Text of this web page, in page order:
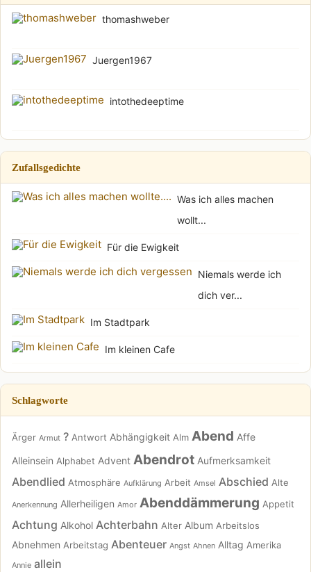
thomashweber
Juergen1967
intothedeeptime
Zufallsgedichte
Was ich alles machen
wollt...
Für die Ewigkeit
Niemals werde ich
dich ver...
Im Stadtpark
Im kleinen Cafe
Schlagworte
Ärger Armut ? Antwort Abhängigkeit Alm Abend Affe
Alleinsein Alphabet Advent Abendrot Aufmerksamkeit
Abendlied Atmosphäre Aufklärung Arbeit Amsel Abschied Alte
Anerkennung Allerheiligen Amor Abenddämmerung Appetit
Achtung Alkohol Achterbahn Alter Album Arbeitslos
Abnehmen Arbeitstag Abenteuer Angst Ahnen Alltag Amerika
Annie allein